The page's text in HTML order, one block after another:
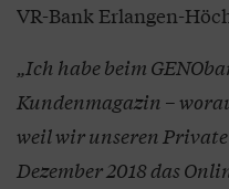
VR-Bank Erlangen-
„Ich habe beim
Kundenmagazin –
weil wir unseren
Dezember 2018 das